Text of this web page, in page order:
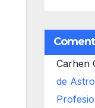
Carhen
de